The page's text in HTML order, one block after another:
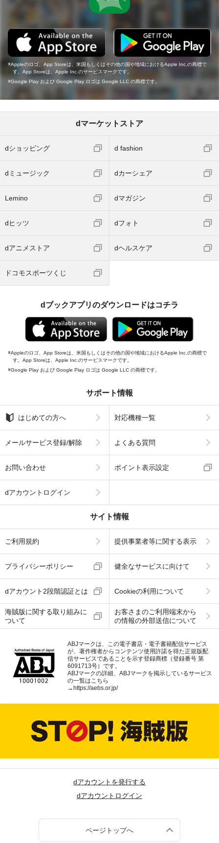
Appleのロゴ、App Storeは、米国もしくはその他の国や地域におけるApple Inc.の商標で
す。App Storeは、Apple Inc.のサービスマークです。
Google Play および Google Play ロゴは Google LLC の商標です。
dマーケットストア
dショッピング d fashion
dミュージック dカーシェア
Lemino dマガジン
dヒッツ dフォト
dアニメストア dヘルスケア
ドコモスポーツくじ
dブックアプリのダウンロードはコチラ
Appleのロゴ、App Storeは、米国もしくはその他の国や地域におけるApple Inc.の商標で
す。App Storeは、Apple Inc.のサービスマークです。
Google Play および Google Play ロゴは Google LLC の商標です。
サポート情報
はじめての方へ 対応機種一覧
メールサービス登録/解除 よくある質問
お問い合わせ ポイント表示設定
dアカウントログイン
サイト情報
ご利用規約 提供事業者等に関する表示
プライバシーポリシー 健全なサービスに向けて
dアカウント2段階認証とは Cookieの利用について
海賊版に関する取り組みに
ついて
お客さまのご利用端末から
の情報の外部送信について
ABJマークは、この電子書店・電子書籍配信サービス
が、著作権者からコンテンツ使用許諾を得た正規版配
信サービスであることを示す登録商標（登録番号 第
6091713号）です。
ABJマークの詳細、ABJマークを掲示しているサービス
の一覧はこちら
→https://aebs.or.jp/
dアカウントを発行する
dアカウントログイン
ページトップへ